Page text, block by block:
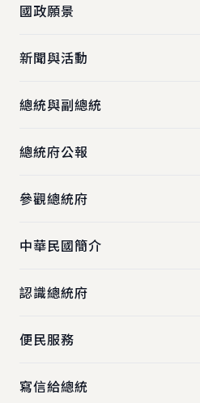
國政願景
新聞與活動
總統與副總統
總統府公報
參觀總統府
中華民國簡介
認識總統府
便民服務
寫信給總統